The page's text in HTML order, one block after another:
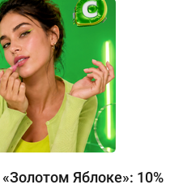
Яблоке»: 10%